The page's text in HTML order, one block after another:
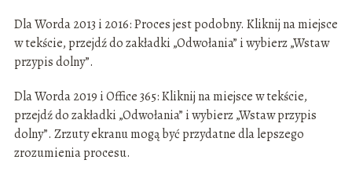
Dla Worda 2013 i 2016: Proces jest podobny. Kliknij na miejsce
w tekście, przejdź do zakładki „Odwołania” i wybierz „Wstaw
przypis dolny”.
Dla Worda 2019 i Office 365: Kliknij na miejsce w tekście,
przejdź do zakładki „Odwołania” i wybierz „Wstaw przypis
dolny”. Zrzuty ekranu mogą być przydatne dla lepszego
zrozumienia procesu.